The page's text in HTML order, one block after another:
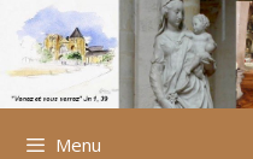
Aller
contenu
Menu